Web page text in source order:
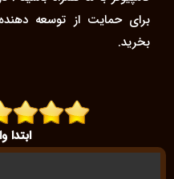
برای حمایت از توسعه
بخرید.
ابتدا